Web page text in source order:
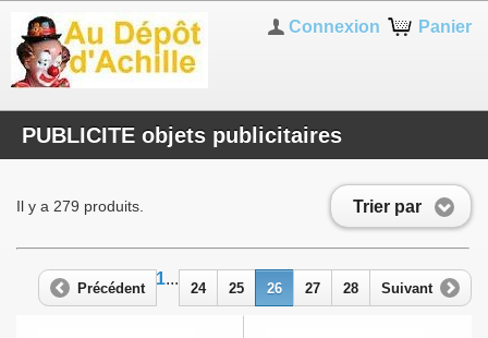
Panier
Connexion
PUBLICITE objets publicitaires
Trier par
Il y a 279 produits.
Précédent
1...
24 25 26 27 28 Suivant